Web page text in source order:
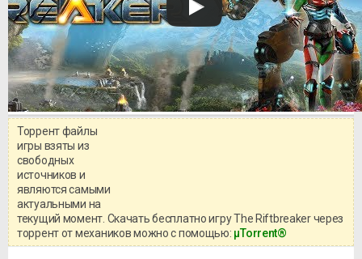
Торрент файлы
игры взяты из
свободных
источников и
являются самыми
актуальными на
текущий момент. Скачать бесплатно игру The Riftbreaker через
торрент от механиков можно с помощью: μTorrent®